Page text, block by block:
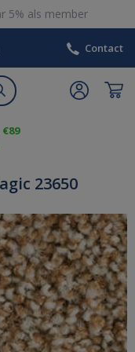
5% als member
Contact
23650